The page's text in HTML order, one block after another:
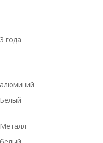
3 года
алюминий
Белый
Металл